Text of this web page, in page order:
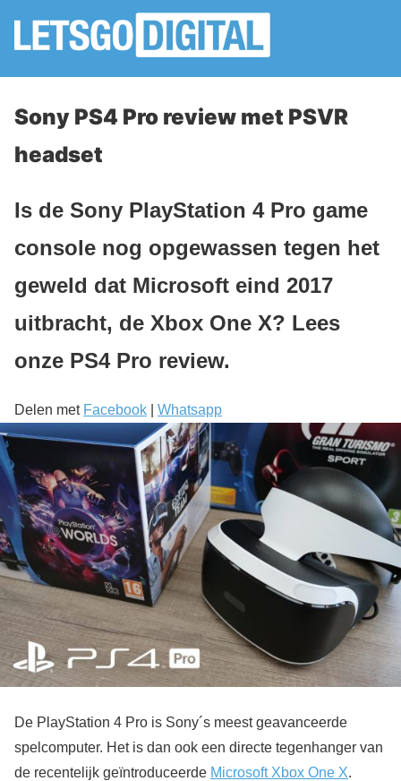
Sony PS4 Pro review met PSVR
headset
Is de Sony PlayStation 4 Pro game
console nog opgewassen tegen het
geweld dat Microsoft eind 2017
uitbracht, de Xbox One X? Lees
onze PS4 Pro review.
Delen met Facebook Whatsapp
De PlayStation 4 Pro is Sony´s meest geavanceerde
spelcomputer. Het is dan ook een directe tegenhanger van
de recentelijk geïntroduceerde Microsoft Xbox One X.